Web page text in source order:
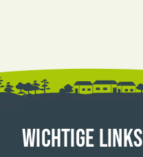
WICHTIGE LINKS